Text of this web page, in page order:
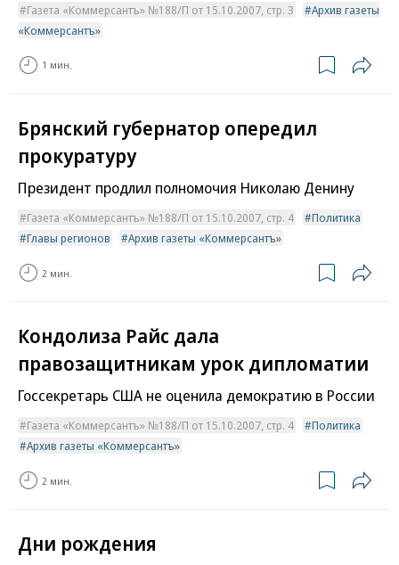
Газета «Коммерсантъ» №188/П от 15.10.2007, стр. 3
Архив газеты
«Коммерсантъ»
1 мин.
Брянский губернатор опередил
прокуратуру
Президент продлил полномочия Николаю Денину
Газета «Коммерсантъ» №188/П от 15.10.2007, стр. 4
Политика
Главы регионов
Архив газеты «Коммерсантъ»
2 мин.
Кондолиза Райс дала
правозащитникам урок дипломатии
Госсекретарь США не оценила демократию в России
Газета «Коммерсантъ» №188/П от 15.10.2007, стр. 4
Политика
Архив газеты «Коммерсантъ»
2 мин.
Дни рождения